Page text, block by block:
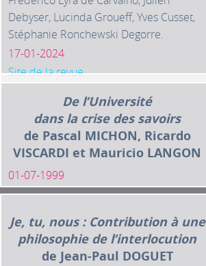
Debyser, Lucinda Groueff, Yves Cusset,
Stéphanie Ronchewski Degorre.
17-01-2024
Site de la revue
De l’Université
dans la crise des savoirs
de Pascal MICHON, Ricardo
VISCARDI et Mauricio LANGON
01-07-1999
Je, tu, nous : Contribution à une
philosophie de l’interlocution
de Jean-Paul DOGUET